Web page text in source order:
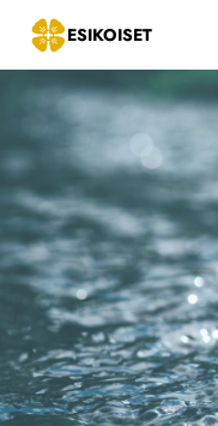
Siirry
sivun
sisältöön
ESIKOISET